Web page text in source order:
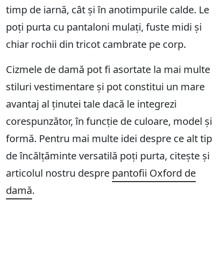
timp de iarnă, cât și în anotimpurile calde. Le
poți purta cu pantaloni mulați, fuste midi și
chiar rochii din tricot cambrate pe corp.
Cizmele de damă pot fi asortate la mai multe
stiluri vestimentare și pot constitui un mare
avantaj al ținutei tale dacă le integrezi
corespunzător, în funcție de culoare, model și
formă. Pentru mai multe idei despre ce alt tip
de încălțăminte versatilă poți purta, citește și
articolul nostru despre pantofii Oxford de
damă.